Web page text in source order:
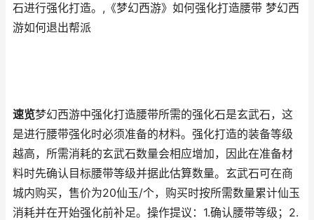
石进行强化打造。,《梦幻西游》如何强化打造腰带 梦幻西
游如何退出帮派
速览梦幻西游中强化打造腰带所需的强化石是玄武石，这
是进行腰带强化时必须准备的材料。强化打造的装备等级
越高，所需消耗的玄武石数量会相应增加，因此在准备材
料时先确认目标腰带等级并据此估算数量。玄武石可在商
城内购买，售价为20仙玉/个，购买时按所需数量累计仙玉
消耗并在开始强化前补足。操作提议：1.确认腰带等级；2.